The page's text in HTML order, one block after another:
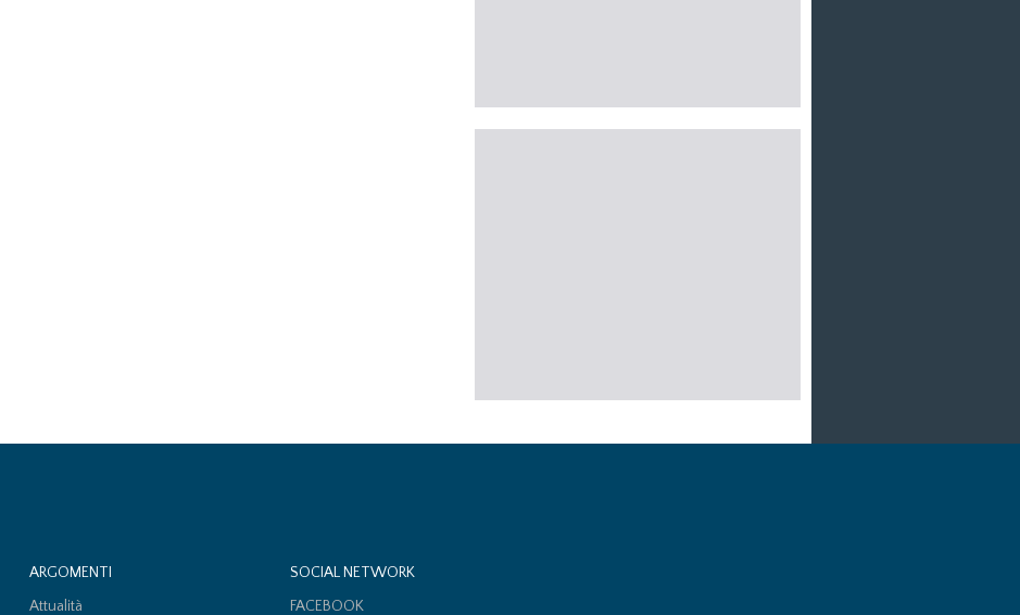
ARGOMENTI
Attualità
SOCIAL NETWORK
FACEBOOK